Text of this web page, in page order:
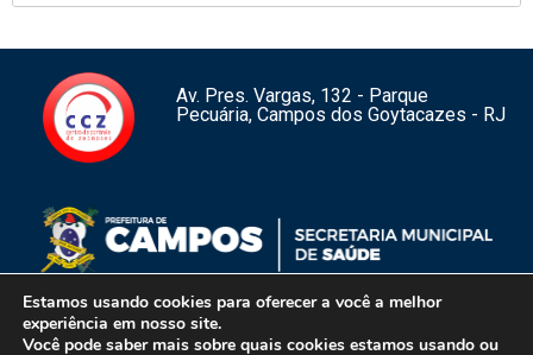
Av. Pres. Vargas, 132 - Parque
Pecuária, Campos dos Goytacazes - RJ
Estamos usando cookies para oferecer a você a melhor
experiência em nosso site.
Você pode saber mais sobre quais cookies estamos usando ou